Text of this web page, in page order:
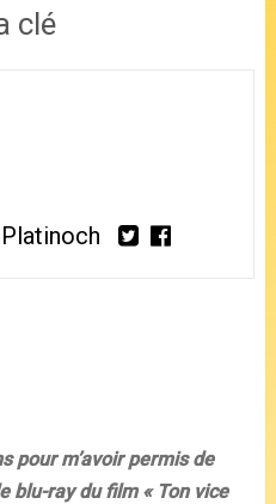
clé
Platinoch
pour m’avoir permis de
blu-ray du film « Ton vice